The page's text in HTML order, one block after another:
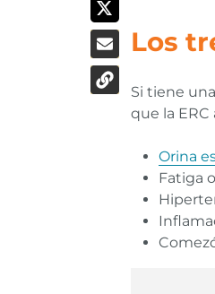
Los
Si tiene
que la
Orina
Fatiga